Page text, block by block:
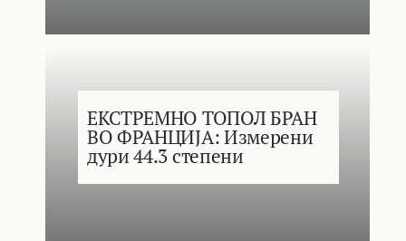
ЕКСТРЕМНО ТОПОЛ БРАН
ВО ФРАНЦИЈА: Измерени
дури 44.3 степени